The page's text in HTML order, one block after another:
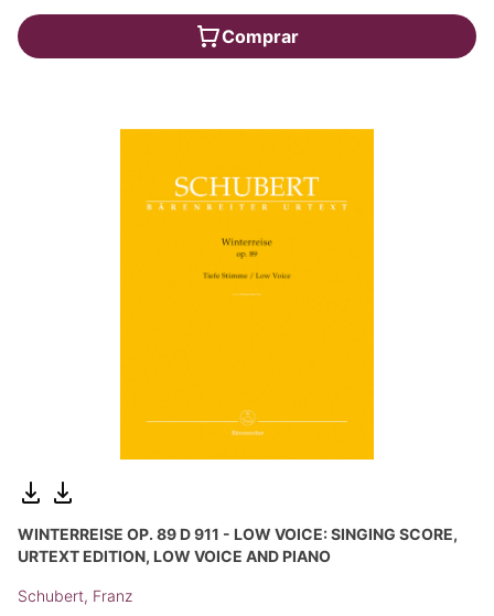
Comprar
WINTERREISE OP. 89 D 911 - LOW VOICE: SINGING SCORE,
URTEXT EDITION, LOW VOICE AND PIANO
Schubert, Franz